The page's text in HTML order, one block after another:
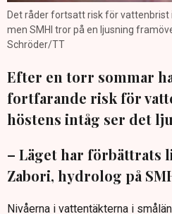
Det råder fortsatt risk för vattenbrist
men SMHI tror på en ljusning
Schröder/TT
Efter en torr sommar
fortfarande risk för
höstens intåg ser det
– Läget har förbättrats
Zabori, hydrolog på
Nivåerna i vattentäkterna i